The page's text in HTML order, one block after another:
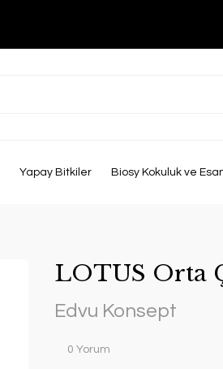
Yapay Bitkiler Biosy Kokuluk ve
LOTUS Orta
Edvu Konsept
0 Yorum